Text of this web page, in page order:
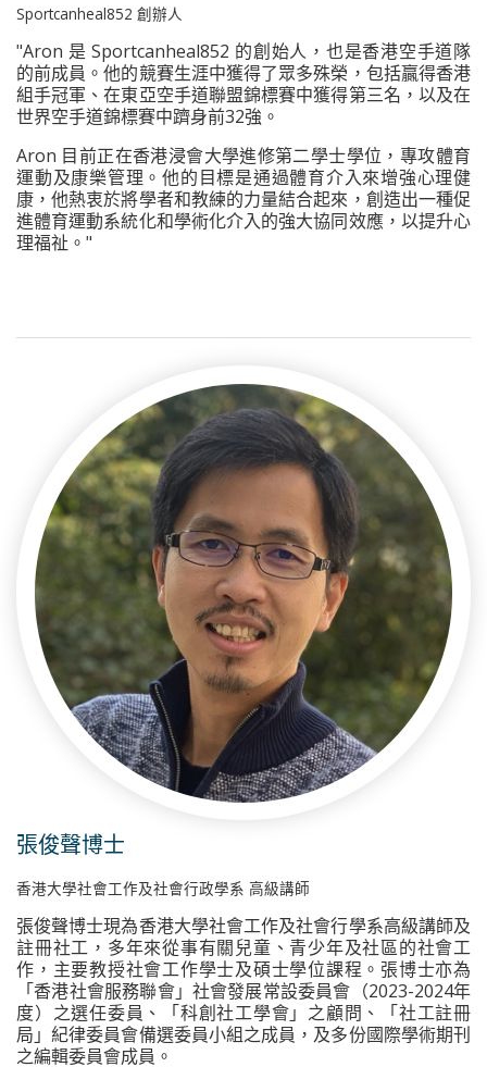
Sportcanheal852 創辦人
"Aron 是 Sportcanheal852 的創始人，也是香港空手道隊
的前成員。他的競賽生涯中獲得了眾多殊榮，包括贏得香港
組手冠軍、在東亞空手道聯盟錦標賽中獲得第三名，以及在
世界空手道錦標賽中躋身前32強。
Aron 目前正在香港浸會大學進修第二學士學位，專攻體育
運動及康樂管理。他的目標是通過體育介入來增強心理健
康，他熱衷於將學者和教練的力量結合起來，創造出一種促
進體育運動系統化和學術化介入的強大協同效應，以提升心
理福祉。"
張俊聲博士
香港大學社會工作及社會行政學系 高級講師
張俊聲博士現為香港大學社會工作及社會行學系高級講師及
註冊社工，多年來從事有關兒童、青少年及社區的社會工
作，主要教授社會工作學士及碩士學位課程。張博士亦為
「香港社會服務聯會」社會發展常設委員會（2023-2024年
度）之選任委員、「科創社工學會」之顧問、「社工註冊
局」紀律委員會備選委員小組之成員，及多份國際學術期刊
之編輯委員會成員。